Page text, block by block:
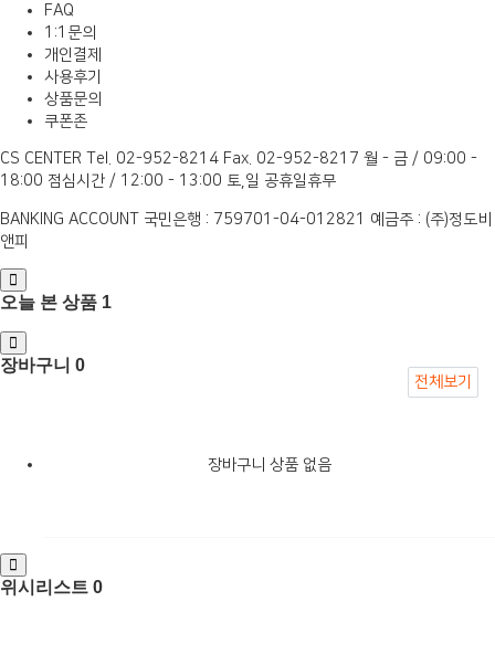
FAQ
1:1문의
개인결제
사용후기
상품문의
쿠폰존
CS CENTER Tel. 02-952-8214 Fax. 02-952-8217 월 - 금 / 09:00 -
18:00 점심시간 / 12:00 - 13:00 토,일 공휴일휴무
BANKING ACCOUNT 국민은행 : 759701-04-012821
예금주 : (주)정도비
앤피
오늘 본 상품 1
장바구니 0
장바구니 상품 없음
전체보기
위시리스트 0